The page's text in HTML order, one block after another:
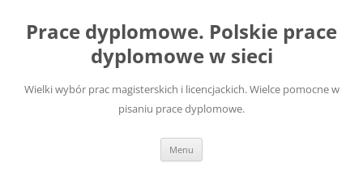
treści
Prace dyplomowe. Polskie prace
dyplomowe w sieci
Wielki wybór prac magisterskich i licencjackich. Wielce pomocne w
pisaniu prace dyplomowe.
Menu